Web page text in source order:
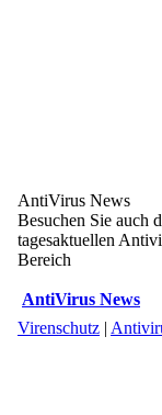
AntiVirus News
Besuchen Sie auch
tagesaktuellen
Bereich
AntiVirus News
Virenschutz |